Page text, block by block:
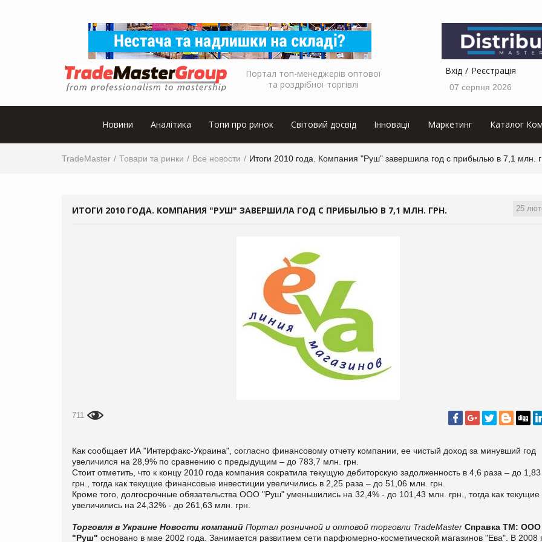
Портал топ-менеджерів оптової
та роздрібної торгівлі
Вхід Реєстрація
07 серпня 2026
Новини Аналітика Топи про ринок Світовий досвід Інновації Маркетинг Каталог
TradeMaster Товари та ринки Все новости Итоги 2010 года. Компания "Руш" завершила год с прибылью в 7,1 млн.
25
ИТОГИ 2010 ГОДА. КОМПАНИЯ "РУШ" ЗАВЕРШИЛА ГОД С ПРИБЫЛЬЮ В 7,1 МЛН. ГРН.
711
Как сообщает ИА "Интерфакс-Украина", согласно финансовому отчету компании, ее чистый доход за минувший год
увеличился на 28,9% по сравнению с предыдущим – до 783,7 млн. грн.
Стоит отметить, что к концу 2010 года компания сократила текущую дебиторскую задолженность в 4,6 раза – до 1,83
грн., тогда как текущие финансовые инвестиции увеличились в 2,25 раза – до 51,06 млн. грн.
Кроме того, долгосрочные обязательства ООО "Руш" уменьшились на 32,4% - до 101,43 млн. грн., тогда как текущие
увеличились на 24,32% - до 261,63 млн. грн.
Торговля в Украине Новости компаний Портал розничной и оптовой торговли TradeMaster Справка ТМ: ООО
"Руш" основано в мае 2002 года. Занимается развитием сети парфюмерно-косметической магазинов "Ева". В 2008